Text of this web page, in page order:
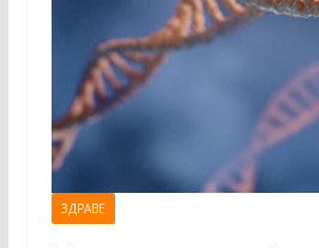
ЗДРАВЕ